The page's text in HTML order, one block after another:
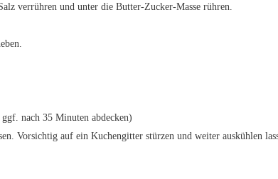
verrühren und unter die Butter-Zucker-Masse rühren.
nach 35 Minuten abdecken)
Vorsichtig auf ein Kuchengitter stürzen und weiter auskühlen